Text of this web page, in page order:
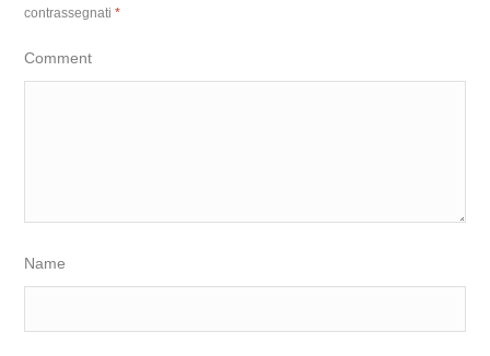
contrassegnati*
Comment
Name